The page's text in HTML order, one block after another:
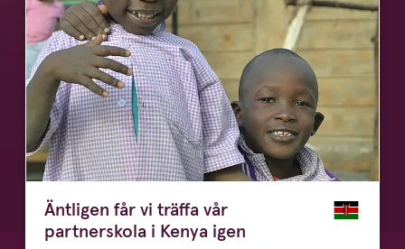
Äntligen får vi träffa vår
partnerskola i Kenya igen